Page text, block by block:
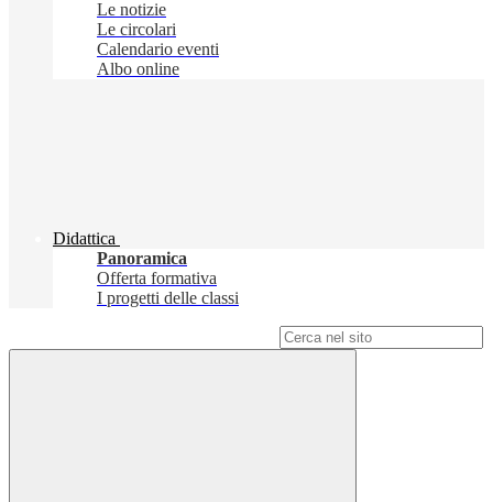
Le notizie
Le circolari
Calendario eventi
Albo online
Didattica
Panoramica
Offerta formativa
I progetti delle classi